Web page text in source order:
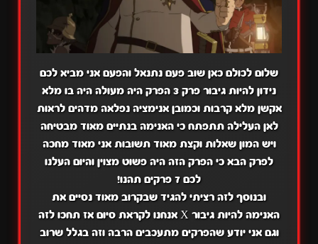
שלום לכולם כאן שוב פעם נתנאל והפעם אני מביא לכם
נידון להיות גיבור פרק 3 הפרק היה מעולה היה בו מלא
אקשן מלא קרבות וכמובן אנימציה נפלאה מדהים לראות
לאן העלילה תתפתח כי האנימה בנתיים מאוד מבטיחה
ויש המון שאלות וקצת מאוד תשובות אני מאוד מחכה
לפרק הבא כי הפרק הזה היה פשוט מצוין והיום העלנו
לכם 7 פרקים תהנו!
ובנוסף לזה רציתי להגיד שבקרוב מאוד נסיים את
האנימה להיות גיבור X אנחנו לקראת סיום אז תחכו לזה
וגם אני יודע שהפרקים מתעכבים הרבה וזה בגלל שרוב